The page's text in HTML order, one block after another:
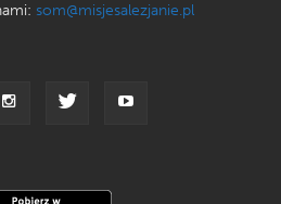
som@misjesalezjanie.pl